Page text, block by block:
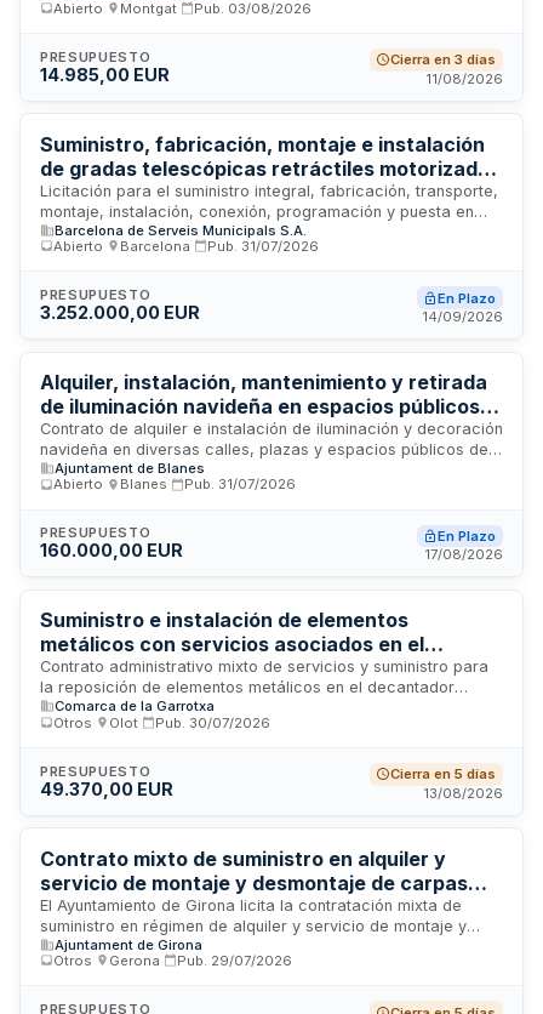
por el Ajuntament de Montgat. El servicio incluye el montaje
mantenimiento durante el período de la campaña para
garantizar el correcto funcionamiento de los dispositivos, y
elementos al término de la misma. Esta iniciativa forma parte
de las actividades municipales de embellecimiento urbano y
animación de espacios públicos.
Abierto
Montgat Pub. 03/08/2026
PRESUPUESTO
14.985,00 EUR
Cierra en 3 días
11/08/2026
Suministro, fabricación, montaje e instalación
de gradas telescópicas retráctiles motorizadas
con butacas para el Palau Sant Jordi
Licitación para el suministro integral, fabricación, transporte,
montaje, instalación, conexión, programación y puesta en
servicio de un nuevo sistema de gradas telescópicas
retráctiles motorizadas con butacas destinado al Palau Sant
accesorios, sistemas de automatización y control,
dispositivos de seguridad, elementos de accesibilidad,
así como documentación técnica, certificaciones y
formación necesaria. El objetivo es mejorar la modularidad,
flexibilidad operativa, rapidez de transformación de
espacios, seguridad de utilización y polivalencia funcional
del equipamiento.
Barcelona de Serveis Municipals S.A.
Abierto
Barcelona Pub. 31/07/2026
PRESUPUESTO
3.252.000,00 EUR
En Plazo
14/09/2026
Alquiler, instalación, mantenimiento y retirada
de iluminación navideña en espacios públicos
del Ayuntamiento de Blanes
Contrato de alquiler e instalación de iluminación y decoración
navideña en diversas calles, plazas y espacios públicos del
municipio de Blanes. El adjudicatario será responsable del
transporte, montaje, mantenimiento durante el período festivo
trabajos sobre elementos ornamentales de titularidad
municipal. El contrato abarca dos campañas navideñas
festiva y dinamizar la actividad comercial local.
Ajuntament de Blanes
Abierto
Blanes Pub. 31/07/2026
PRESUPUESTO
160.000,00 EUR
En Plazo
17/08/2026
Suministro e instalación de elementos
metálicos con servicios asociados en el
decantador secundario de la EDAR de Begudà -
Consell Comarcal de la Garrotxa
Contrato administrativo mixto de servicios y suministro para
la reposición de elementos metálicos en el decantador
secundario de la estación depuradora de aguas residuales
de Begudà. El objeto incluye el suministro de los elementos
los equipos antiguos, y el buidaje y limpieza del decantador.
El Consell Comarcal de la Garrotxa licita estas actuaciones
necesarias para la adecuación normativa y prevención de
riesgos.
Comarca de la Garrotxa
Otros
Olot Pub. 30/07/2026
PRESUPUESTO
49.370,00 EUR
Cierra en 5 días
13/08/2026
Contrato mixto de suministro en alquiler y
servicio de montaje y desmontaje de carpas
con tarima de parqué para fiestas mayores de
barrio del Ayuntamiento de Girona
El Ayuntamiento de Girona licita la contratación mixta de
suministro en régimen de alquiler y servicio de montaje y
desmontaje de carpas blancas con estructura a dos aguas y
tarima de parqué para la realización de las fiestas mayores
transporte, carga, descarga y retirada del material, así
Ajuntament de Girona
Otros
Gerona Pub. 29/07/2026
PRESUPUESTO